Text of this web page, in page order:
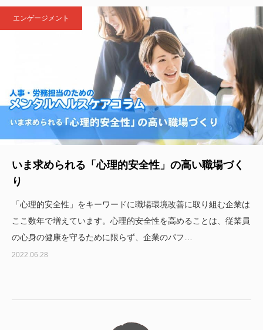
エンゲージメント
いま求められる「心理的安全性」の高い職場づく
り
「心理的安全性」をキーワードに職場環境改善に取り組む企業は
ここ数年で増えています。心理的安全性を高めることは、従業員
の心身の健康を守るために限らず、企業のパフ…
2022.06.28